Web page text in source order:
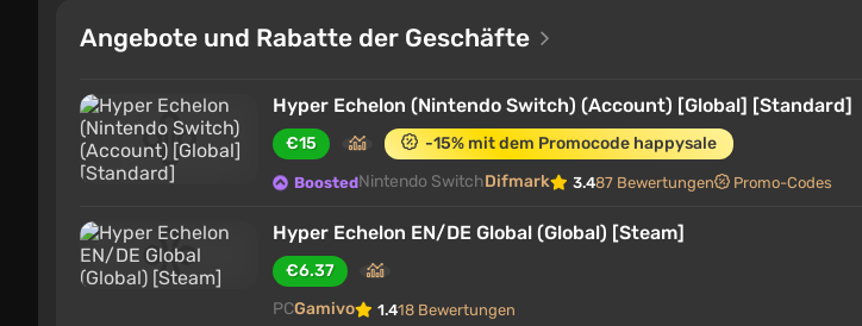
Angebote und Rabatte der Geschäfte
Hyper Echelon (Nintendo Switch) (Account) [Global] [Standard]
€15 -15% mit dem Promocode happysale
BoostedNintendo SwitchDifmark 3.487 Bewertungen Promo-Codes
Hyper Echelon EN/DE Global (Global) [Steam]
€6.37
PCGamivo 1.418 Bewertungen